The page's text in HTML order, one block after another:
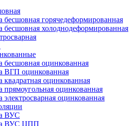
бесшовная горячедеформированная
бесшовная холоднодеформированная
бесшовная оцинкованная
ВГП оцинкованная
квадратная оцинкованная
прямоугольная оцинкованная
электросварная оцинкованная
ВУС
ВУС ЦПП